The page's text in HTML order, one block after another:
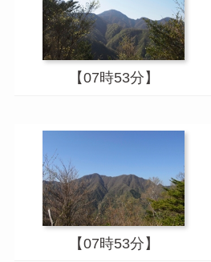
【07時53分】
【07時53分】